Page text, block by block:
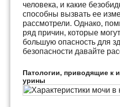
человека, и какие
способны вызвать ее
рассмотрели. Однако,
ряд причин, которые
большую опасность для
безопасности давайте
Патологии, приводящие к
урины